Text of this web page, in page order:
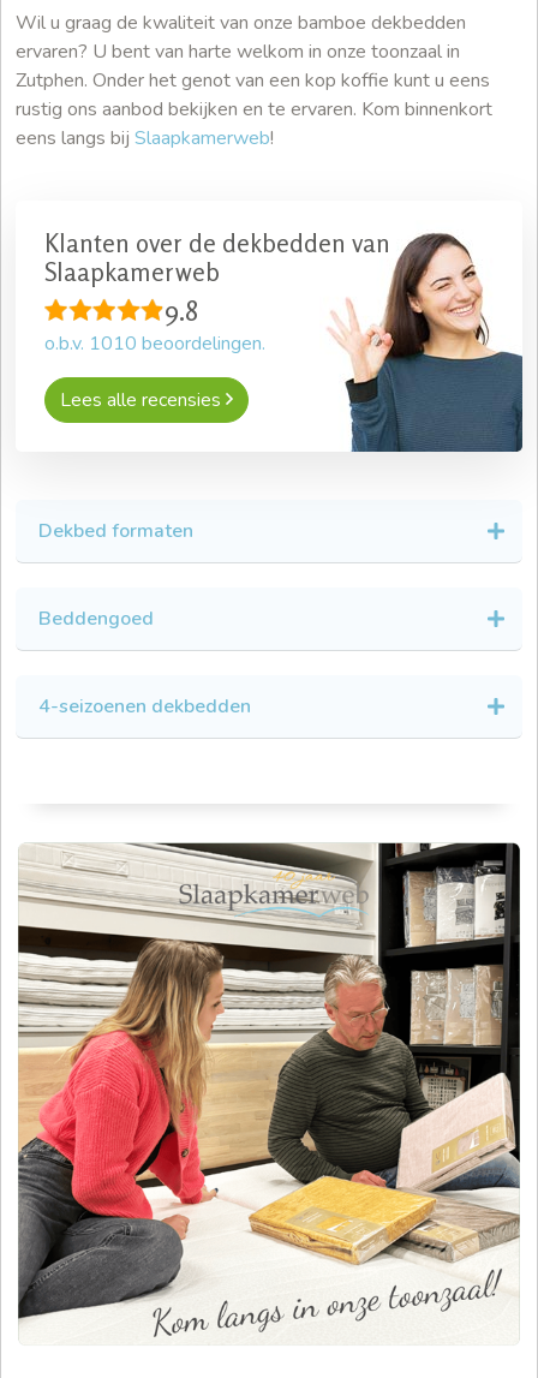
Wil u graag de kwaliteit van onze bamboe dekbedden
ervaren? U bent van harte welkom in onze toonzaal in
Zutphen. Onder het genot van een kop koffie kunt u eens
rustig ons aanbod bekijken en te ervaren. Kom binnenkort
eens langs bij Slaapkamerweb!
Klanten over de dekbedden van
Slaapkamerweb
9.8
o.b.v. 1010 beoordelingen.
Lees alle recensies
Dekbed formaten
Beddengoed
4-seizoenen dekbedden